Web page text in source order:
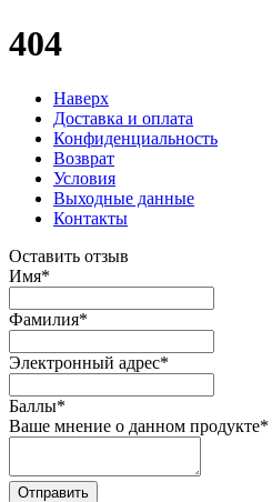
404
Наверх
Доставка и оплата
Конфиденциальность
Возврат
Условия
Выходные данные
Контакты
Оставить отзыв
Имя*
Фамилия*
Электронный адрес*
Баллы*
Ваше мнение о данном продукте*
Отправить